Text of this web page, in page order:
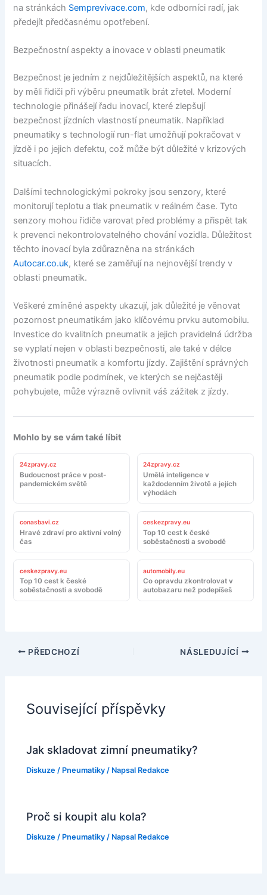
na stránkách Semprevivace.com, kde odborníci radí, jak
předejít předčasnému opotřebení.
Bezpečnostní aspekty a inovace v oblasti pneumatik
Bezpečnost je jedním z nejdůležitějších aspektů, na které
by měli řidiči při výběru pneumatik brát zřetel. Moderní
technologie přinášejí řadu inovací, které zlepšují
bezpečnost jízdních vlastností pneumatik. Například
pneumatiky s technologií run-flat umožňují pokračovat v
jízdě i po jejich defektu, což může být důležité v krizových
situacích.
Dalšími technologickými pokroky jsou senzory, které
monitorují teplotu a tlak pneumatik v reálném čase. Tyto
senzory mohou řidiče varovat před problémy a přispět tak
k prevenci nekontrolovatelného chování vozidla. Důležitost
těchto inovací byla zdůrazněna na stránkách
Autocar.co.uk, které se zaměřují na nejnovější trendy v
oblasti pneumatik.
Veškeré zmíněné aspekty ukazují, jak důležité je věnovat
pozornost pneumatikám jako klíčovému prvku automobilu.
Investice do kvalitních pneumatik a jejich pravidelná údržba
se vyplatí nejen v oblasti bezpečnosti, ale také v délce
životnosti pneumatik a komfortu jízdy. Zajištění správných
pneumatik podle podmínek, ve kterých se nejčastěji
pohybujete, může výrazně ovlivnit váš zážitek z jízdy.
Mohlo by se vám také líbit
24zpravy.cz
Budoucnost práce v post-
pandemickém světě
24zpravy.cz
Umělá inteligence v
každodenním životě a jejích
výhodách
conasbavi.cz
Hravé zdraví pro aktivní volný
čas
ceskezpravy.eu
Top 10 cest k české
soběstačnosti a svobodě
ceskezpravy.eu
Top 10 cest k české
soběstačnosti a svobodě
automobily.eu
Co opravdu zkontrolovat v
autobazaru než podepíšeš
PŘEDCHOZÍ NÁSLEDUJÍCÍ
Související příspěvky
Jak skladovat zimní pneumatiky?
Diskuze / Pneumatiky / Napsal Redakce
Proč si koupit alu kola?
Diskuze / Pneumatiky / Napsal Redakce